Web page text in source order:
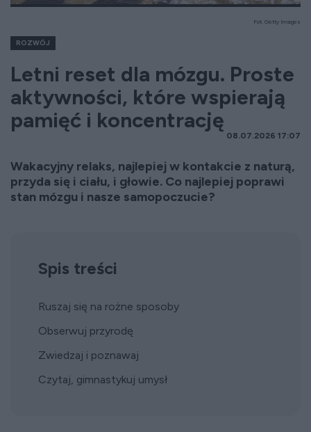
Fot. Getty Images
ROZWÓJ
Letni reset dla mózgu. Proste
aktywności, które wspierają
pamięć i koncentrację
08.07.2026 17:07
Wakacyjny relaks, najlepiej w kontakcie z naturą,
przyda się i ciału, i głowie. Co najlepiej poprawi
stan mózgu i nasze samopoczucie?
Spis treści
Ruszaj się na rożne sposoby
Obserwuj przyrodę
Zwiedzaj i poznawaj
Czytaj, gimnastykuj umysł